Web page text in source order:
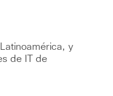
y
de IT de